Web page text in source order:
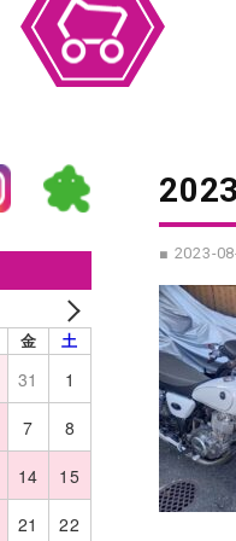
金 土
31
1
7
8
14
15
21 22
■ 2023-